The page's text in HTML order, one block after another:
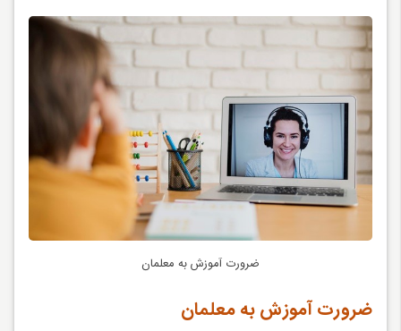
ضرورت آموزش به معلمان
ضرورت آموزش به معلمان